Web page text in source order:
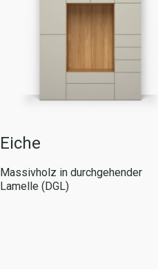
Eiche
Massivholz in durchgehender
Lamelle (DGL)